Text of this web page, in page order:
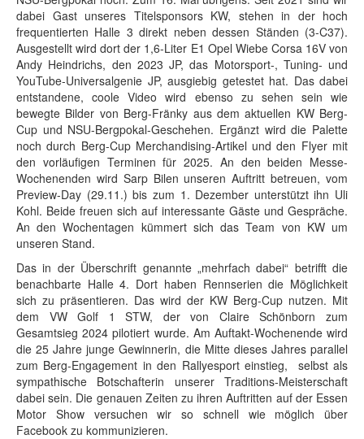
dabei Gast unseres Titelsponsors KW, stehen in der hoch
frequentierten Halle 3 direkt neben dessen Ständen (3-C37).
Ausgestellt wird dort der 1,6-Liter E1 Opel Wiebe Corsa 16V von
Andy Heindrichs, den 2023 JP, das Motorsport-, Tuning- und
YouTube-Universalgenie JP, ausgiebig getestet hat. Das dabei
entstandene, coole Video wird ebenso zu sehen sein wie
bewegte Bilder von Berg-Fränky aus dem aktuellen KW Berg-
Cup und NSU-Bergpokal-Geschehen. Ergänzt wird die Palette
noch durch Berg-Cup Merchandising-Artikel und den Flyer mit
den vorläufigen Terminen für 2025. An den beiden Messe-
Wochenenden wird Sarp Bilen unseren Auftritt betreuen, vom
Preview-Day (29.11.) bis zum 1. Dezember unterstützt ihn Uli
Kohl. Beide freuen sich auf interessante Gäste und Gespräche.
An den Wochentagen kümmert sich das Team von KW um
unseren Stand.
Das in der Überschrift genannte „mehrfach dabei“ betrifft die
benachbarte Halle 4. Dort haben Rennserien die Möglichkeit
sich zu präsentieren. Das wird der KW Berg-Cup nutzen. Mit
dem VW Golf 1 STW, der von Claire Schönborn zum
Gesamtsieg 2024 pilotiert wurde. Am Auftakt-Wochenende wird
die 25 Jahre junge Gewinnerin, die Mitte dieses Jahres parallel
zum Berg-Engagement in den Rallyesport einstieg, selbst als
sympathische Botschafterin unserer Traditions-Meisterschaft
dabei sein. Die genauen Zeiten zu ihren Auftritten auf der Essen
Motor Show versuchen wir so schnell wie möglich über
Facebook zu kommunizieren.